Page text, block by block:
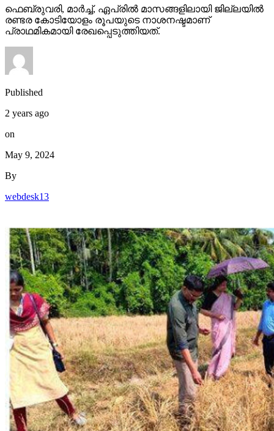
ഫെബ്രുവരി, മാർച്ച്, ഏപ്രിൽ മാസങ്ങളിലായി ജില്ലയിൽ
രണ്ടര കോടിയോളം രൂപയുടെ നാശനഷ്ടമാണ്
പ്രാഥമികമായി രേഖപ്പെടുത്തിയത്.
Published
2 years ago
on
May 9, 2024
By
webdesk13